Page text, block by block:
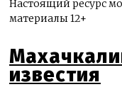
Настоящий ресурс
материалы 12+
известия